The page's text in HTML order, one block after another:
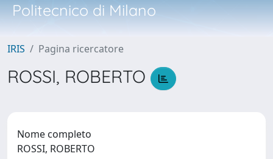
Politecnico di Milano
IRIS Pagina ricercatore
ROSSI, ROBERTO
Nome completo
ROSSI, ROBERTO